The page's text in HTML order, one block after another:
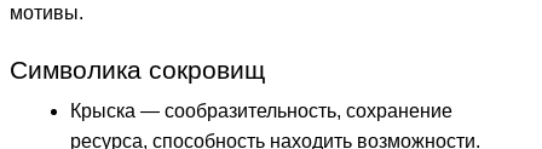
мотивы.
Символика сокровищ
Крыска — сообразительность, сохранение
ресурса, способность находить возможности.